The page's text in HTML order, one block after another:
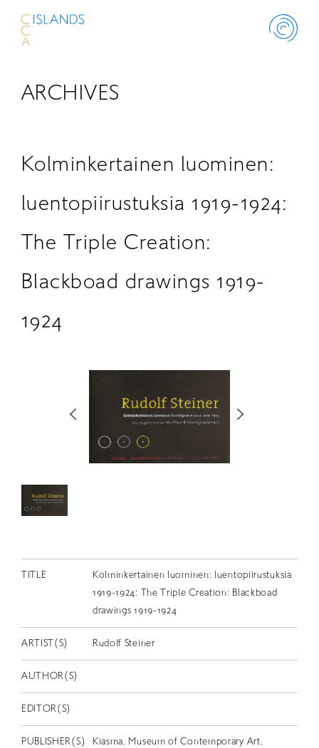
ABOUT
LIBRARY
SCHOLARSHIP
出版物
スカラシップ受賞者
EN
ARCHIVES
Kolminkertainen luominen:
luentopiirustuksia 1919-1924:
The Triple Creation:
Blackboad drawings 1919-
1924
TITLE
Kolminkertainen luominen: luentopiirustuksia
1919-1924: The Triple Creation: Blackboad
drawings 1919-1924
ARTIST(S) Rudolf Steiner
AUTHOR(S)
EDITOR(S)
PUBLISHER(S)
Kiasma, Museum of Contemporary Art,